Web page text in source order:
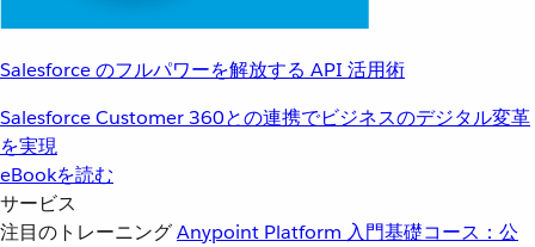
Salesforce のフルパワーを解放する API 活用術
Salesforce Customer 360との連携でビジネスのデジタル変革
を実現
eBookを読む
サービス
注目のトレーニングAnypoint Platform 入門基礎コース：公